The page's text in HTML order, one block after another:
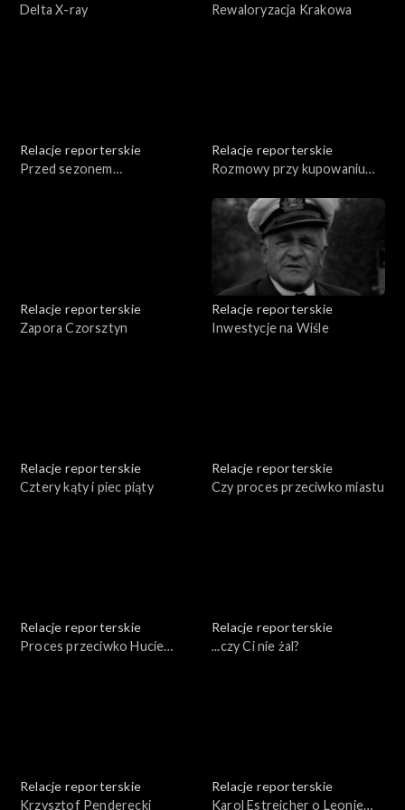
Delta X-ray Rewaloryzacja Krakowa
Relacje reporterskie
Przed sezonem
Relacje reporterskie
Rozmowy przy kupowaniu
Relacje reporterskie
Zapora Czorsztyn
Relacje reporterskie
Inwestycje na Wiśle
Relacje reporterskie
Cztery kąty i piec piąty
Relacje reporterskie
Czy proces przeciwko miastu
Relacje reporterskie
Proces przeciwko Hucie
Relacje reporterskie
...czy Ci nie żal?
Relacje reporterskie
Krzysztof Penderecki
Relacje reporterskie
Karol Estreicher o Leonie